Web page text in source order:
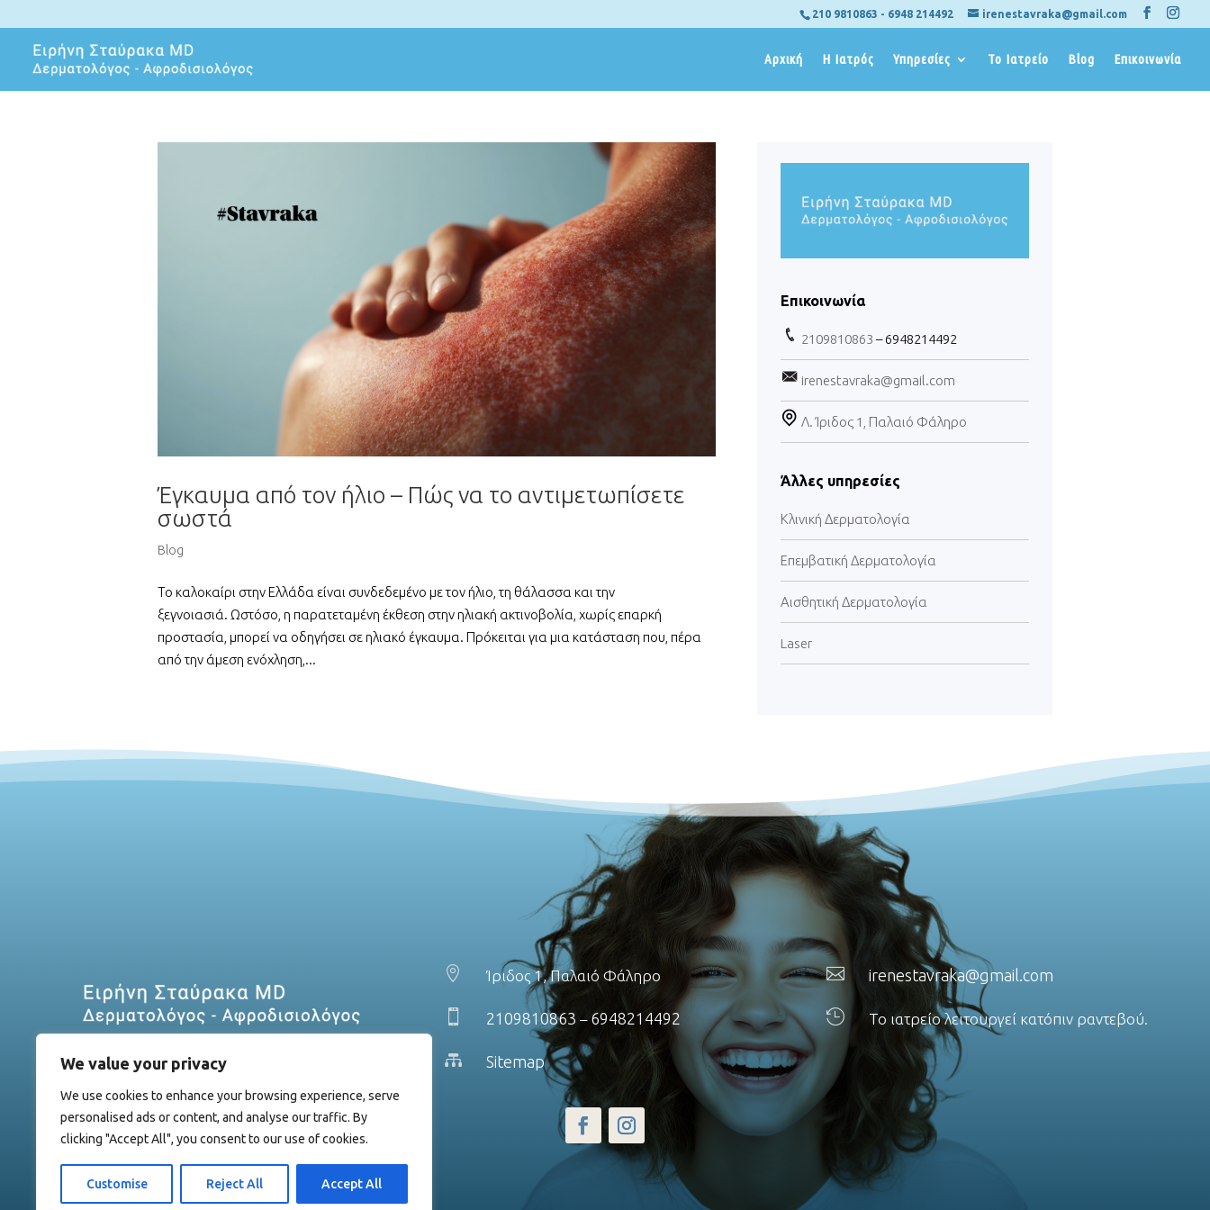
We value your privacy
We use cookies to enhance your browsing experience, serve
personalised ads or content, and analyse our traffic. By
clicking "Accept All", you consent to our use of cookies.
Customise Reject All Accept All
210 9810863 - 6948 214492 irenestavraka@gmail.com
Αρχική Η Ιατρός Υπηρεσίες Το Ιατρείο Blog Επικοινωνία
Έγκαυμα από τον ήλιο – Πώς να το αντιμετωπίσετε
σωστά
Blog
Το καλοκαίρι στην Ελλάδα είναι συνδεδεμένο με τον ήλιο, τη θάλασσα και την
ξεγνοιασιά. Ωστόσο, η παρατεταμένη έκθεση στην ηλιακή ακτινοβολία, χωρίς επαρκή
προστασία, μπορεί να οδηγήσει σε ηλιακό έγκαυμα. Πρόκειται για μια κατάσταση που, πέρα
από την άμεση ενόχληση,...
Επικοινωνία
2109810863 – 6948214492
irenestavraka@gmail.com
Λ. Ίριδος 1, Παλαιό Φάληρο
Άλλες υπηρεσίες
Κλινική Δερματολογία
Επεμβατική Δερματολογία
Αισθητική Δερματολογία
Laser
 Ίριδος 1, Παλαιό Φάληρο
 2109810863 –6948214492
 Sitemap
 irenestavraka@gmail.com
 Το ιατρείο λειτουργεί κατόπιν ραντεβού.